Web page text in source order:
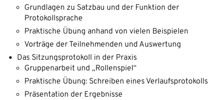
Grundlagen zu Satzbau und der Funktion der
Protokollsprache
Praktische Übung anhand von vielen Beispielen
Vorträge der Teilnehmenden und Auswertung
Das Sitzungsprotokoll in der Praxis
Gruppenarbeit und „Rollenspiel“
Praktische Übung: Schreiben eines Verlaufsprotokolls
Präsentation der Ergebnisse